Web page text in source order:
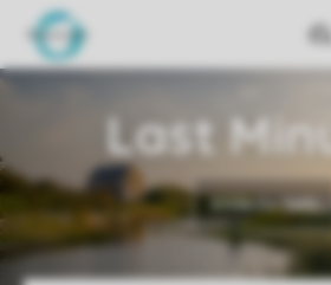
Last
Entdecke mehr